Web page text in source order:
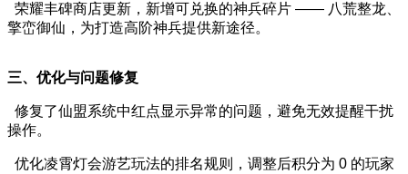
荣耀丰碑商店更新，新增可兑换的神兵碎片 —— 八荒整龙、
擎峦御仙，为打造高阶神兵提供新途径。
三、优化与问题修复
修复了仙盟系统中红点显示异常的问题，避免无效提醒干扰
操作。
优化凌霄灯会游艺玩法的排名规则，调整后积分为 0 的玩家